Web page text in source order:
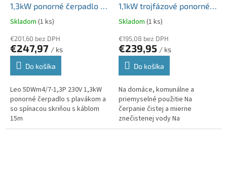
1,3kW ponorné čerpadlo s
plavákom a so spínacou
skriňou s káblom 15m
Skladom (1 ks)
€201,60 bez DPH
€247,97 / ks
Do košíka
Leo 5DWm4/7-1,3P 230V 1,3kW
ponorné čerpadlo s plavákom a
so spínacou skriňou s káblom
15m
1,1kW trojfázové ponorné
čerpadlo s káblom 20m
Skladom (1 ks)
€195,08 bez DPH
€239,95 / ks
Do košíka
Na domáce, komunálne a
priemyselné použitie Na
čerpanie čistej a mierne
znečistenej vody Na
zavlažovanie a zber dažďovej